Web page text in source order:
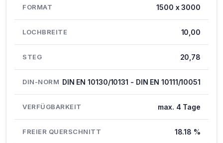
FORMAT 1500 x 3000
LOCHBREITE 10,00
STEG 20,78
DIN-NORM DIN EN 10130/10131 - DIN EN 10111/10051
VERFÜGBARKEIT max. 4 Tage
FREIER QUERSCHNITT 18.18 %